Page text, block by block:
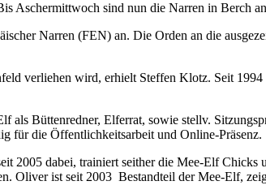
Aschermittwoch sind nun die Narren in Berch
Narren (FEN) an. Die Orden an die
verliehen wird, erhielt Steffen Klotz. Seit
Büttenredner, Elferrat, sowie stellv.
für die Öffentlichkeitsarbeit und Online-Präsenz.
dabei, trainiert seither die Mee-Elf Chicks
Oliver ist seit 2003 Bestandteil der Mee-Elf,